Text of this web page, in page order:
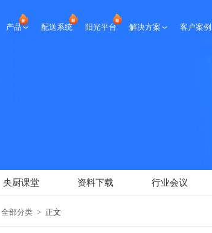
产品 配送系统 阳光平台 解决方案 客户案例
央厨课堂 资料下载 行业会议
全部分类 > 正文